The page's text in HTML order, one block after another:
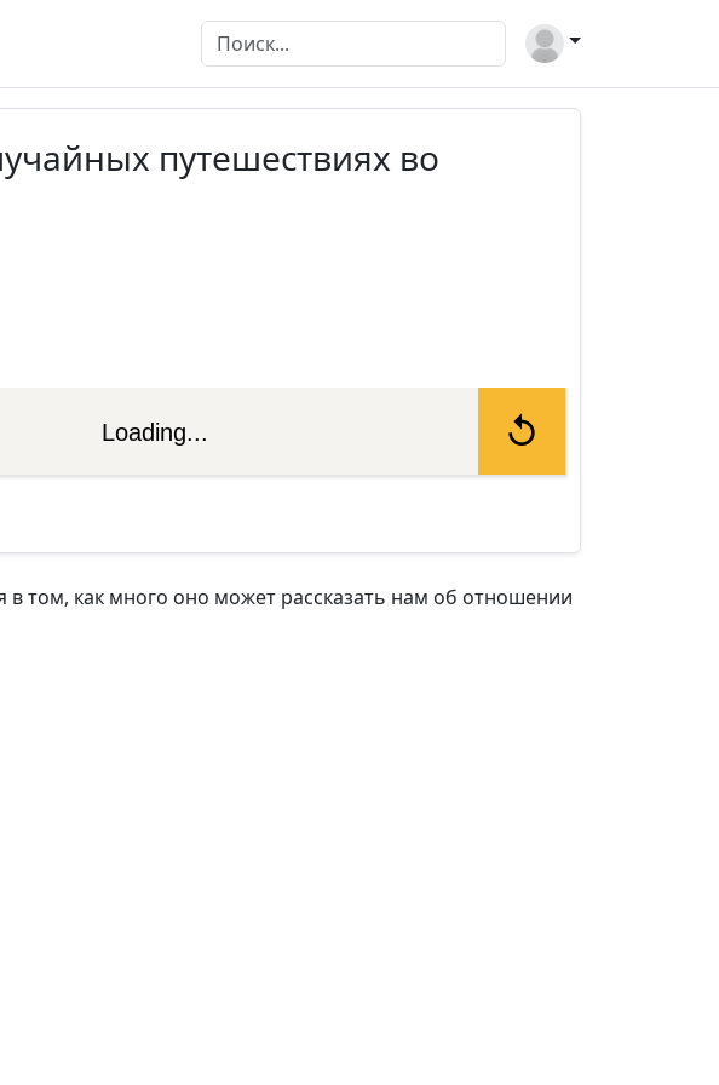
путешествиях во
Loading...
том, как много оно может рассказать нам об отношении